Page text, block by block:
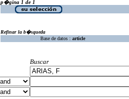
p�gina 1 de 1
Refinar la b�squeda
Base de datos : article
Buscar